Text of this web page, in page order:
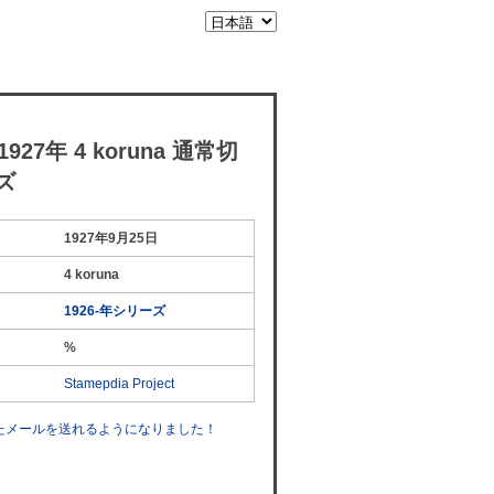
年 4 koruna 通常切
1927年9月25日
4 koruna
1926-年シリーズ
%
Stamepdia Project
ールを送れるようになりました！